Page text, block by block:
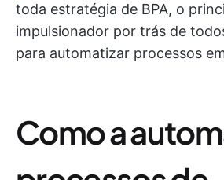
toda estratégia de BPA, o
impulsionador por trás de
para automatizar processos
Como a